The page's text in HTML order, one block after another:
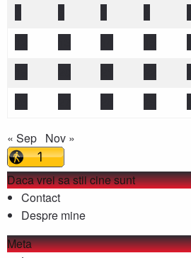
« Sep Nov »
Daca vrei sa stii cine sunt
Contact
Despre mine
Meta